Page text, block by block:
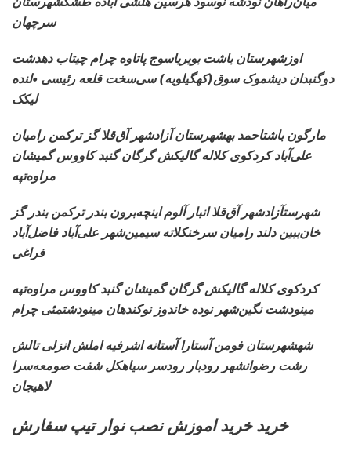
سرچهان
اوزشهرستانباشت بویریاسوج پاتاوه چرام چیتاب دهدشت
دوگنبدان دیشموک سوق(کهگیلویه) سی‌سخت قلعه رئیسی •لنده
لیکک
مارگون باشتاحمد بهشهرستانآزادشهر آق‌قلا گز ترکمن رامیان
علی‌آباد کردکوی کلاله گالیکش گرگان گنبد کاووس گمیشان
مراوه‌تپه
شهرستآزادشهر آق‌قلا انبارآلوم اینچه‌برون بندر ترکمن بندر گز
خان‌ببین دلند رامیان سرخنکلاته سیمین‌شهر علی‌آباد فاضل‌آباد
فراغی
کردکوی کلاله گالیکشگرگان گمیشان گنبد کاووس مراوه‌تپه
مینودشت نگین‌شهر نوده خاندوز نوکندهان مینودشتمئی چرام
شهشهرستان فومن آستاراآستانه اشرفیه املش انزلی تالش
رشت رضوانشهر رودبار رودسر سیاهکل شفت صومعه‌سرا
لاهیجان
خرید خرید اموزش نصب نوار تیپ سفارش